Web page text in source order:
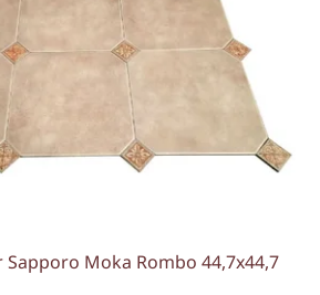
Sapporo Moka Rombo 44,7x44,7